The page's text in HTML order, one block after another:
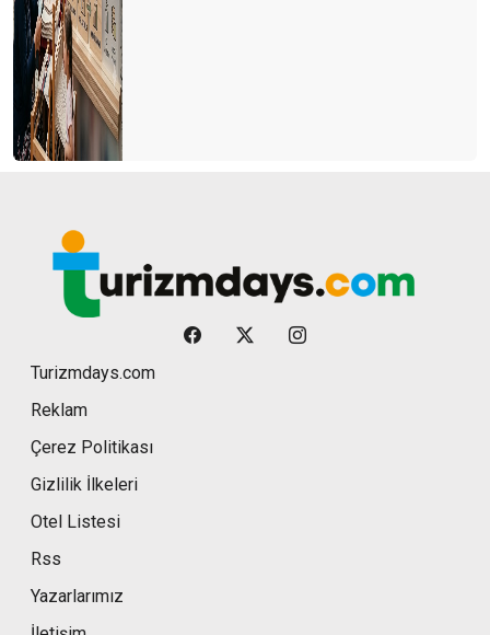
Turizmdays.com
Reklam
Çerez Politikası
Gizlilik İlkeleri
Otel Listesi
Rss
Yazarlarımız